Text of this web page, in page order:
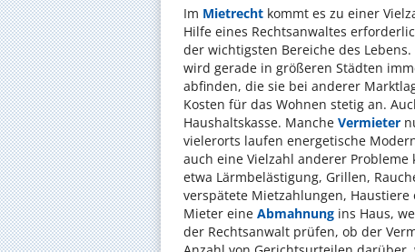
Im Mietrecht kommt es zu einer
Hilfe eines Rechtsanwaltes
der wichtigsten Bereiche des
wird gerade in größeren Städten
abfinden, die sie bei anderer
Kosten für das Wohnen stetig an.
Haushaltskasse. Manche Vermieter
vielerorts laufen energetische
auch eine Vielzahl anderer
etwa Lärmbelästigung, Grillen,
verspätete Mietzahlungen,
Mieter eine Abmahnung ins Haus,
der Rechtsanwalt prüfen, ob der